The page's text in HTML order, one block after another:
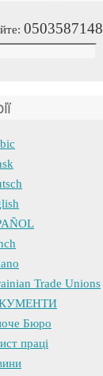
0503587148
Trade Unions
Бюро
праці